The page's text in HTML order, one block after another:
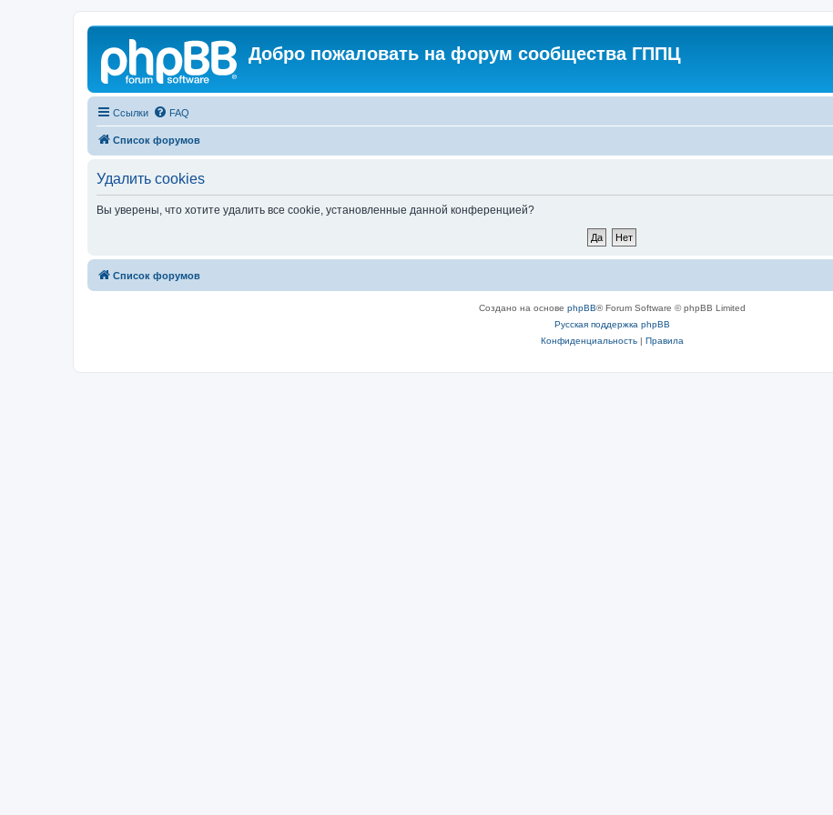
Добро пожаловать на форум сообщества ГППЦ
Ссылки FAQ
Список форумов
Удалить cookies
Вы уверены, что хотите удалить все cookie, установленные данной конференцией?
Список форумов
Создано на основе phpBB® Forum Software © phpBB Limited
Русская поддержка phpBB
Конфиденциальность| Правила